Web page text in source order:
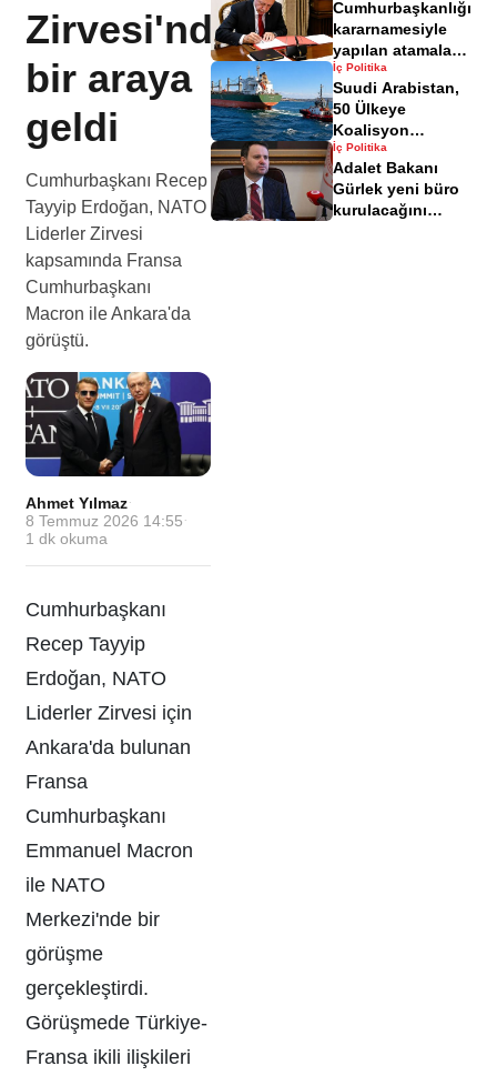
Zirvesi'nde
bir araya
geldi
Cumhurbaşkanı Recep
Tayyip Erdoğan, NATO
Liderler Zirvesi
kapsamında Fransa
Cumhurbaşkanı
Macron ile Ankara'da
görüştü.
Ahmet Yılmaz·
8 Temmuz 2026 14:55 ·
1 dk okuma
Cumhurbaşkanı
Recep Tayyip
Erdoğan, NATO
Liderler Zirvesi için
Ankara'da bulunan
Fransa
Cumhurbaşkanı
Emmanuel Macron
ile NATO
Merkezi'nde bir
görüşme
gerçekleştirdi.
Görüşmede Türkiye-
Fransa ikili ilişkileri
Cumhurbaşkanlığı
kararnamesiyle
yapılan atamalar
açıklandı
İç Politika
Suudi Arabistan,
50 Ülkeye
Koalisyon
Oluşturma Çağrısı
Yaptı
İç Politika
Adalet Bakanı
Gürlek yeni büro
kurulacağını